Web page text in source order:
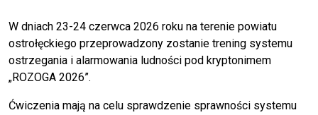
W dniach 23-24 czerwca 2026 roku na terenie powiatu
ostrołęckiego przeprowadzony zostanie trening systemu
ostrzegania i alarmowania ludności pod kryptonimem
„ROZOGA 2026”.
Ćwiczenia mają na celu sprawdzenie sprawności systemu